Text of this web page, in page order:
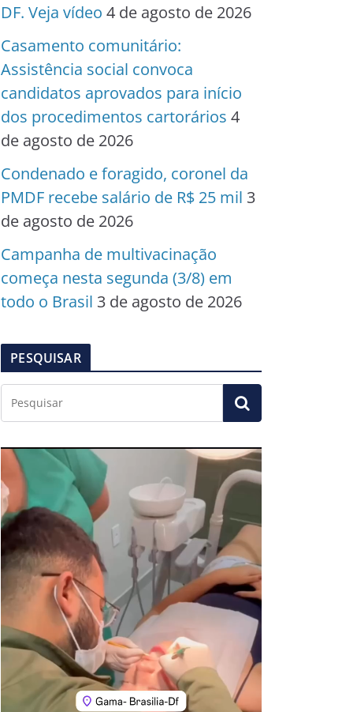
DF. Veja vídeo 4 de agosto de 2026
Casamento comunitário:
Assistência social convoca
candidatos aprovados para início
dos procedimentos cartorários 4
de agosto de 2026
Condenado e foragido, coronel da
PMDF recebe salário de R$ 25 mil 3
de agosto de 2026
Campanha de multivacinação
começa nesta segunda (3/8) em
todo o Brasil 3 de agosto de 2026
PESQUISAR